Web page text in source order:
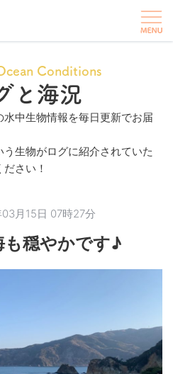
Conditions
と海況
中生物情報を毎日更新でお届
う生物がログに紹介されていた
さい！
月15日 07時27分
も穏やかです♪